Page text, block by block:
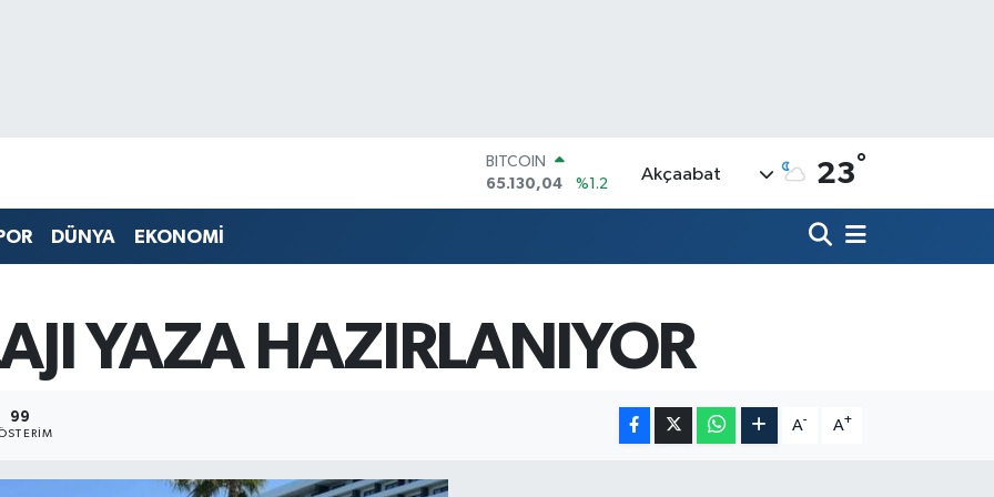
BITCOIN
65.130,04
%1.2
DOLAR
GRAM ALTIN
6648.99
Akçaabat 23°
DÜNYA EKONOMİ
YAZA HAZIRLANIYOR
99 A- A+